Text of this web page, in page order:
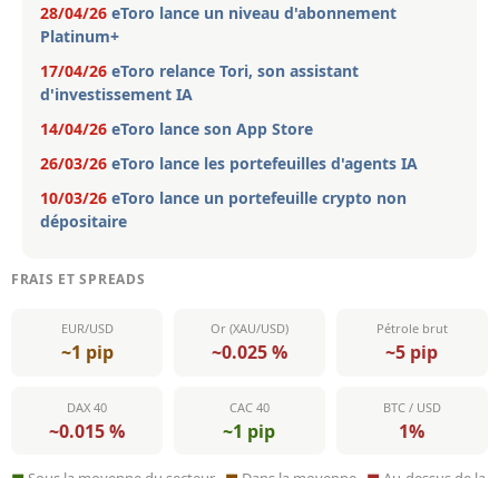
28/04/26 eToro lance un niveau d'abonnement
Platinum+
17/04/26 eToro relance Tori, son assistant
d'investissement IA
14/04/26 eToro lance son App Store
26/03/26 eToro lance les portefeuilles d'agents IA
10/03/26 eToro lance un portefeuille crypto non
dépositaire
FRAIS ET SPREADS
EUR/USD
~1 pip
Or (XAU/USD)
~0.025 %
Pétrole brut
~5 pip
DAX 40
~0.015 %
CAC 40
~1 pip
BTC / USD
1%